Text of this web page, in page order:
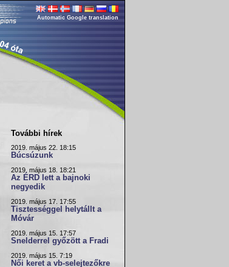
Automatic Google translation
További hírek
2019. május 22. 18:15
Búcsúzunk
2019. május 18. 18:21
Az ÉRD lett a bajnoki
negyedik
2019. május 17. 17:55
Tisztességgel helytállt a
Móvár
2019. május 15. 17:57
Snelderrel győzött a Fradi
2019. május 15. 7:19
Női keret a vb-selejtezőkre